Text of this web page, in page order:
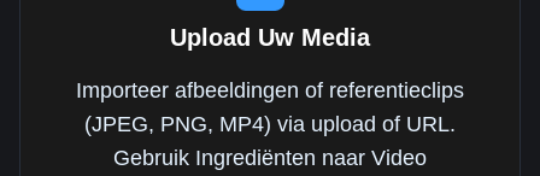
Upload Uw Media
Importeer afbeeldingen of referentieclips
(JPEG, PNG, MP4) via upload of URL.
Gebruik Ingrediënten naar Video